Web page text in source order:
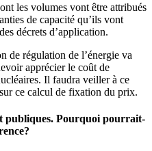
les volumes vont être attribués
de capacité qu’ils vont
décrets d’application.
de régulation de l’énergie va
apprécier le coût de
Il faudra veiller à ce
ce calcul de fixation du prix.
publiques. Pourquoi pourrait-